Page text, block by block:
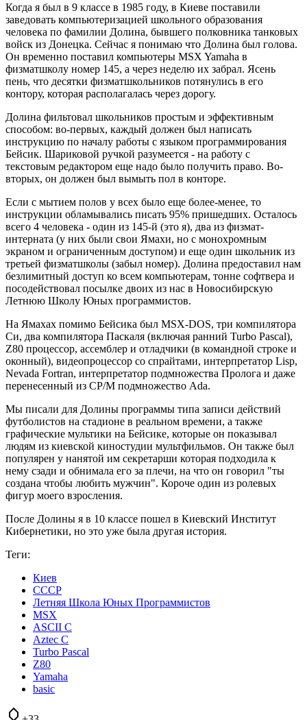
Когда я был в 9 классе в 1985 году, в Киеве поставили
заведовать компьютеризацией школьного образования
человека по фамилии Долина, бывшего полковника танковых
войск из Донецка. Сейчас я понимаю что Долина был голова.
Он временно поставил компьютеры MSX Yamaha в
физматшколу номер 145, а через неделю их забрал. Ясень
пень, что десятки физматшкольников потянулись в его
контору, которая располагалась через дорогу.
Долина фильтовал школьников простым и эффективным
способом: во-первых, каждый должен был написать
инструкцию по началу работы с языком программирования
Бейсик. Шариковой ручкой разумеется - на работу с
текстовым редактором еще надо было получить право. Во-
вторых, он должен был вымыть пол в конторе.
Если с мытием полов у всех было еще более-менее, то
инструкции обламывались писать 95% пришедших. Осталось
всего 4 человека - один из 145-й (это я), два из физмат-
интерната (у них были свои Ямахи, но с монохромным
экраном и ограниченным доступом) и еще один школьник из
третьей физматшколы (забыл номер). Долина предоставил нам
безлимитный доступ ко всем компьютерам, тонне софтвера и
посодействовал посылке двоих из нас в Новосибирскую
Летнюю Школу Юных программистов.
На Ямахах помимо Бейсика был MSX-DOS, три компилятора
Си, два компилятора Паскаля (включая ранний Turbo Pascal),
Z80 процессор, ассемблер и отладчики (в командной строке и
оконный), видеопроцессор со спрайтами, интерпретатор Lisp,
Nevada Fortran, интерпретатор подмножества Пролога и даже
перенесенный из CP/M подмножество Ada.
Мы писали для Долины программы типа записи действий
футболистов на стадионе в реальном времени, а также
графические мультики на Бейсике, которые он показывал
людям из киевской киностудии мультфильмов. Он также был
популярен у нанятой им секретарши которая подходила к
нему сзади и обнимала его за плечи, на что он говорил "ты
создана чтобы любить мужчин". Короче один из ролевых
фигур моего взросления.
После Долины я в 10 классе пошел в Киевский Институт
Кибернетики, но это уже была другая история.
Теги:
Киев
СССР
Летняя Школа Юных Программистов
MSX
ASCII C
Aztec C
Turbo Pascal
Z80
Yamaha
basic